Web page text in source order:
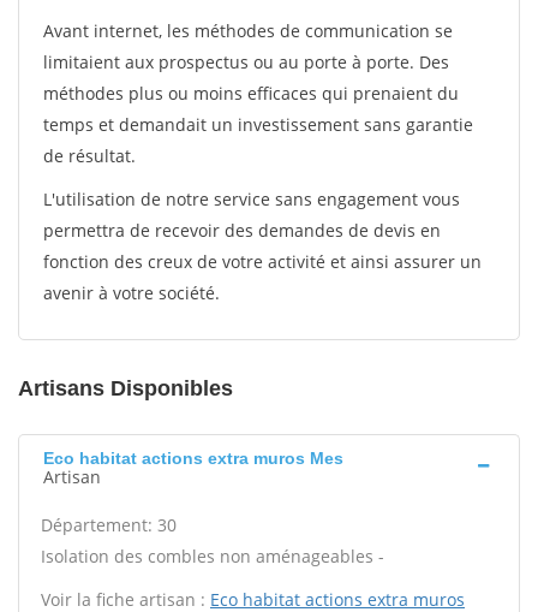
Avant internet, les méthodes de communication se
limitaient aux prospectus ou au porte à porte. Des
méthodes plus ou moins efficaces qui prenaient du
temps et demandait un investissement sans garantie
de résultat.
L'utilisation de notre service sans engagement vous
permettra de recevoir des demandes de devis en
fonction des creux de votre activité et ainsi assurer un
avenir à votre société.
Artisans Disponibles
Eco habitat actions extra muros Mes
Artisan
Département: 30
Isolation des combles non aménageables -
Voir la fiche artisan : Eco habitat actions extra muros